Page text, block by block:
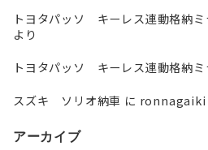
トヨタパッソ キーレス連動格納ミ
より
トヨタパッソ キーレス連動格納ミ
スズキ ソリオ納車 に ronnagaiki
アーカイブ